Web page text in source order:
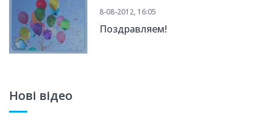
8-08-2012, 16:05
Поздравляем!
Нові відео